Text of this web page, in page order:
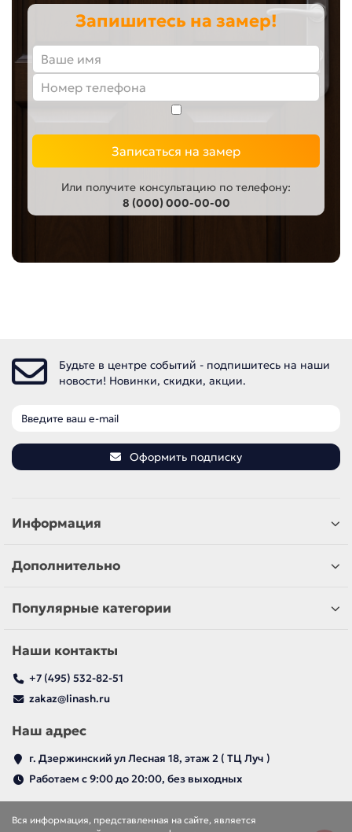
Запишитесь на замер!
Записаться на замер
Или получите консультацию по телефону:
8 (000) 000-00-00
Вся информация, представленная на сайте, является
Будьте в центре событий - подпишитесь на наши
новости! Новинки, скидки, акции.
Оформить подписку
Информация
Дополнительно
Популярные категории
Наши контакты
+7 (495) 532-82-51
zakaz@linash.ru
Наш адрес
г. Дзержинский ул Лесная 18, этаж 2 ( ТЦ Луч )
Работаем с 9:00 до 20:00, без выходных